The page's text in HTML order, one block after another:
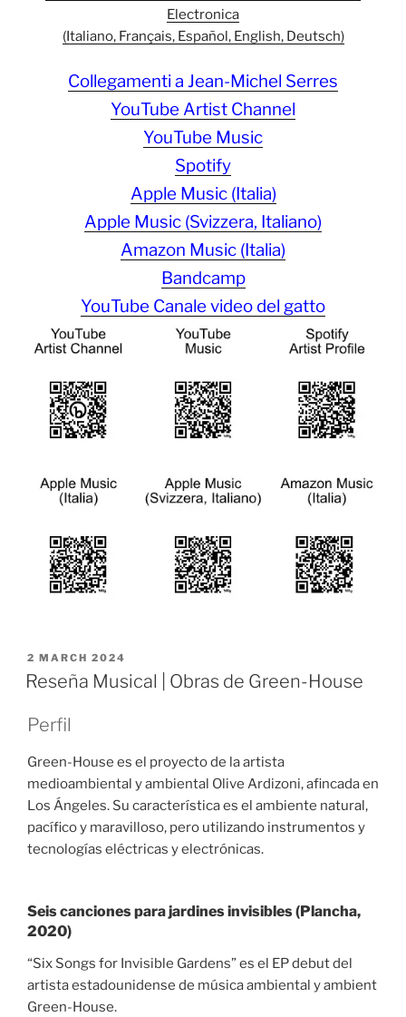
Electronica
(Italiano, Français, Español, English, Deutsch)
Collegamenti a Jean-Michel Serres
YouTube Artist Channel
YouTube Music
Spotify
Apple Music (Italia)
Apple Music (Svizzera, Italiano)
Amazon Music (Italia)
Bandcamp
YouTube Canale video del gatto
POSTED
ON
2 MARCH 2024
Reseña Musical | Obras de Green-House
Perfil
Green-House es el proyecto de la artista
medioambiental y ambiental Olive Ardizoni, afincada en
Los Ángeles. Su característica es el ambiente natural,
pacífico y maravilloso, pero utilizando instrumentos y
tecnologías eléctricas y electrónicas.
Seis canciones para jardines invisibles (Plancha,
2020)
“Six Songs for Invisible Gardens” es el EP debut del
artista estadounidense de música ambiental y ambient
Green-House.